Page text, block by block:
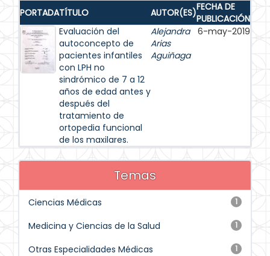
PORTADATÍTULO AUTOR(ES)FECHA DE
PUBLICACIÓN
Evaluación del
autoconcepto de
pacientes infantiles
con LPH no
sindrómico de 7 a 12
años de edad antes y
después del
tratamiento de
ortopedia funcional
de los maxilares.
Alejandra
Arias
Aguiñaga
6-may-2019
Temas
1
Ciencias Médicas
1
Medicina y Ciencias de la Salud
1
Otras Especialidades Médicas